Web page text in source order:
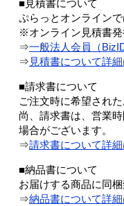
■見積書について
ぷらっとオンライン
※オンライン見積書発
⇒一般法人会員（
⇒ 見積書について詳
■請求書について
ご注文時に希望され
尚、請求書は、営業
場合がございます。
⇒請求書について詳
■納品書について
お届けする商品に同梱
⇒納品書について詳